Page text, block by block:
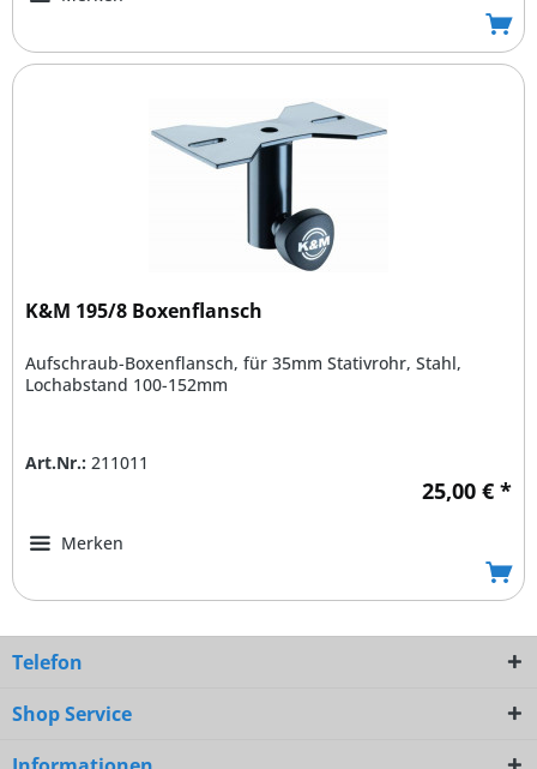
K&M 195/8 Boxenflansch
Aufschraub-Boxenflansch, für 35mm Stativrohr, Stahl,
Lochabstand 100-152mm
Art.Nr.: 211011
25,00 € *
Merken
Telefon
Shop Service